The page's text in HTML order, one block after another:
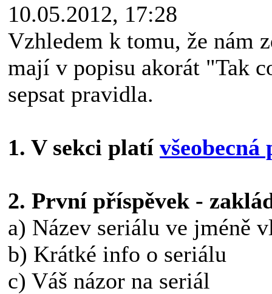
10.05.2012, 17:28
Vzhledem k tomu, že nám
mají v popisu akorát "Tak
sepsat pravidla.
1. V sekci platí
2. První příspěvek -
a) Název seriálu ve jméně
b) Krátké info o seriálu
c) Váš názor na seriál